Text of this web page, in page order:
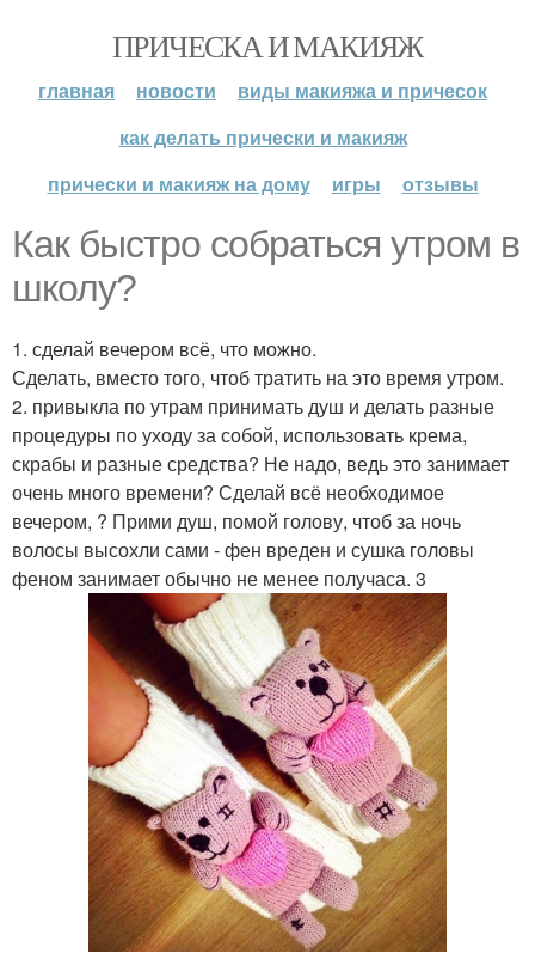
ПРИЧЕСКА И МАКИЯЖ
главная новости
виды макияжа и причесок
как делать прически и макияж
прически и макияж на дому
игры отзывы
Как быстро собраться утром в
школу?
1. сделай вечером всё, что можно.
Сделать, вместо того, чтоб тратить на это время утром.
2. привыкла по утрам принимать душ и делать разные
процедуры по уходу за собой, использовать крема,
скрабы и разные средства? Не надо, ведь это занимает
очень много времени? Сделай всё необходимое
вечером, ? Прими душ, помой голову, чтоб за ночь
волосы высохли сами - фен вреден и сушка головы
феном занимает обычно не менее получаса. 3